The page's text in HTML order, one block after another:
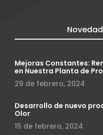
Mejoras Constantes:
en Nuestra Planta de
29 de febrero, 2024
Desarrollo de nuevo
Olor
15 de febrero, 2024